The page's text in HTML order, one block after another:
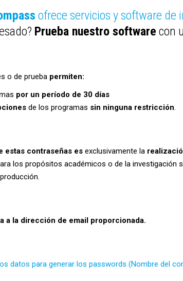
ofrece servicios y software de
Prueba nuestro software con
o de prueba permiten:
por un período de 30 días
de los programas sin ninguna restricción.
estas contraseñas es exclusivamente la
los propósitos académicos o de la investigación
a la dirección de email proporcionada.
datos para generar los passwords (Nombre del